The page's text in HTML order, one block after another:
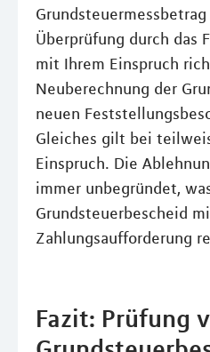
Überprüfung durch das
mit Ihrem Einspruch
Neuberechnung der
neuen
Gleiches gilt bei
Einspruch. Die
immer unbegründet,
Grundsteuerbescheid
Zahlungsaufforderung
Fazit: Prüfung